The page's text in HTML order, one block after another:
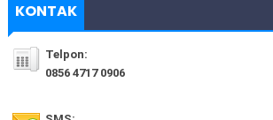
KONTAK
Telpon:
0856 4717 0906